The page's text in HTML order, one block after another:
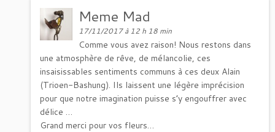
Meme Mad
17/11/2017 à 12 h 18 min
Comme vous avez raison! Nous restons dans
une atmosphère de rêve, de mélancolie, ces
insaisissables sentiments communs à ces deux Alain
(Trioen-Bashung). Ils laissent une légère imprécision
pour que notre imagination puisse s’y engouffrer avec
délice …
Grand merci pour vos fleurs…